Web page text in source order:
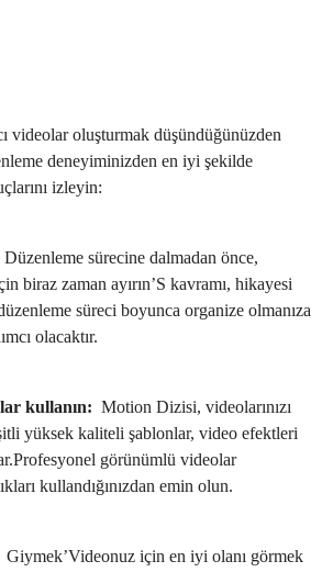
videolar oluşturmak düşündüğünüzden
deneyiminizden en iyi şekilde
izleyin:
Düzenleme sürecine dalmadan önce,
biraz zaman ayırın’S kavramı, hikayesi
süreci boyunca organize olmanıza
olacaktır.
kullanın: Motion Dizisi, videolarınızı
yüksek kaliteli şablonlar, video efektleri
görünümlü videolar
kullandığınızdan emin olun.
Giymek’Videonuz için en iyi olanı görmek